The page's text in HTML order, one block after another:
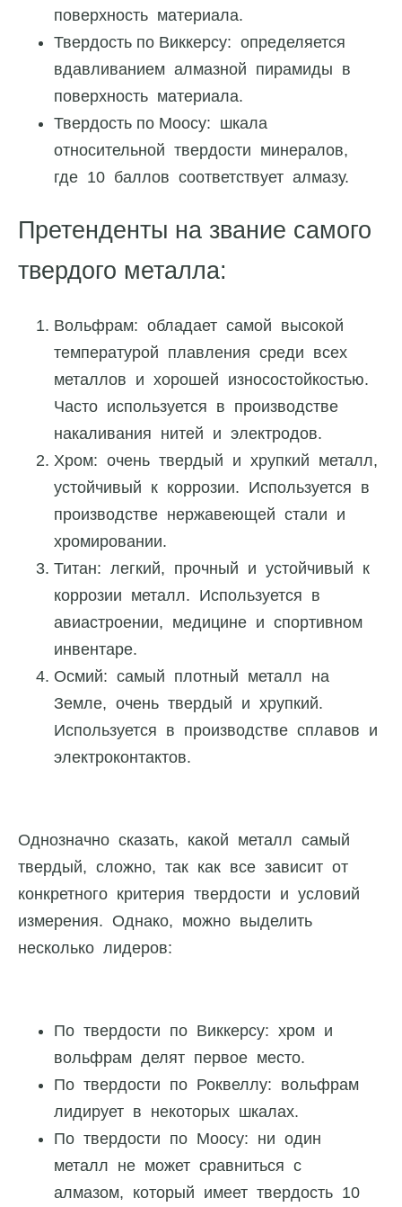
поверхность материала.
Твердость по Виккерсу: определяется
вдавливанием алмазной пирамиды в
поверхность материала.
Твердость по Моосу: шкала
относительной твердости минералов,
где 10 баллов соответствует алмазу.
Претенденты на звание самого
твердого металла:
Вольфрам: обладает самой высокой
температурой плавления среди всех
металлов и хорошей износостойкостью.
Часто используется в производстве
накаливания нитей и электродов.
Хром: очень твердый и хрупкий металл,
устойчивый к коррозии. Используется в
производстве нержавеющей стали и
хромировании.
Титан: легкий, прочный и устойчивый к
коррозии металл. Используется в
авиастроении, медицине и спортивном
инвентаре.
Осмий: самый плотный металл на
Земле, очень твердый и хрупкий.
Используется в производстве сплавов и
электроконтактов.
Однозначно сказать, какой металл самый
твердый, сложно, так как все зависит от
конкретного критерия твердости и условий
измерения. Однако, можно выделить
несколько лидеров:
По твердости по Виккерсу: хром и
вольфрам делят первое место.
По твердости по Роквеллу: вольфрам
лидирует в некоторых шкалах.
По твердости по Моосу: ни один
металл не может сравниться с
алмазом, который имеет твердость 10